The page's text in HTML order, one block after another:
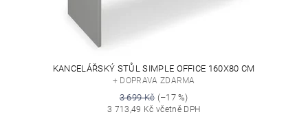
KANCELÁŘSKÝ STŮL SIMPLE OFFICE 160X80 CM
+ DOPRAVA ZDARMA
3 699 Kč(–17 %)
3 713,49 Kč včetně DPH